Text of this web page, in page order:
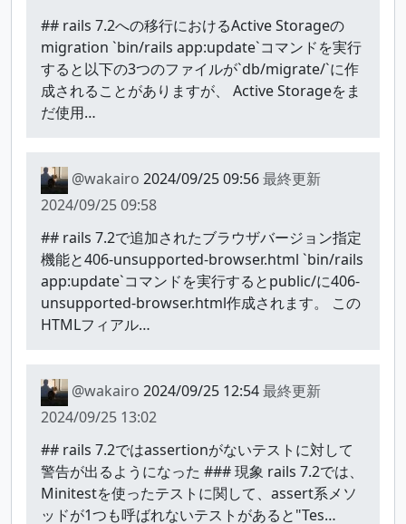
## rails 7.2への移行におけるActive Storageの
migration `bin/rails app:update`コマンドを実行
すると以下の3つのファイルが`db/migrate/`に作
成されることがありますが、 Active Storageをま
だ使用…
@wakairo 2024/09/25 09:56最終更新
2024/09/25 09:58
## rails 7.2で追加されたブラウザバージョン指定
機能と406-unsupported-browser.html `bin/rails
app:update`コマンドを実行するとpublic/に406-
unsupported-browser.html作成されます。 この
HTMLフィアル…
@wakairo 2024/09/25 12:54最終更新
2024/09/25 13:02
## rails 7.2ではassertionがないテストに対して
警告が出るようになった ### 現象 rails 7.2では、
Minitestを使ったテストに関して、assert系メソ
ッドが1つも呼ばれないテストがあると"Tes…